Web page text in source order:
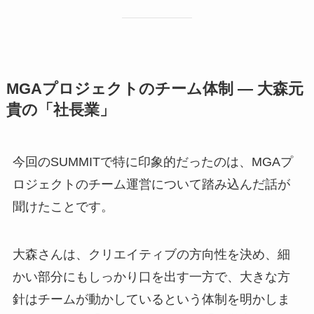
MGAプロジェクトのチーム体制 — 大森元
貴の「社長業」
今回のSUMMITで特に印象的だったのは、MGAプ
ロジェクトのチーム運営について踏み込んだ話が
聞けたことです。
大森さんは、クリエイティブの方向性を決め、細
かい部分にもしっかり口を出す一方で、大きな方
針はチームが動かしているという体制を明かしま